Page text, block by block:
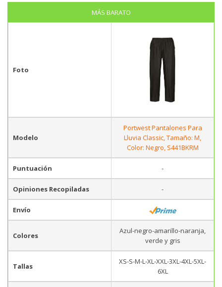
MÁS BARATO
Foto
Modelo
Portwest Pantalones Para
Lluvia Classic, Tamaño: M,
Color: Negro, S441BKRM
Puntuación -
Opiniones Recopiladas -
Envío
Colores
Azul-negro-amarillo-naranja,
verde y gris
Tallas
XS-S-M-L-XL-XXL-3XL-4XL-5XL-
6XL